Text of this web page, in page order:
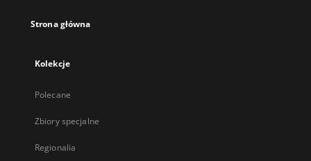
Strona główna
Kolekcje
Polecane
Zbiory specjalne
Regionalia